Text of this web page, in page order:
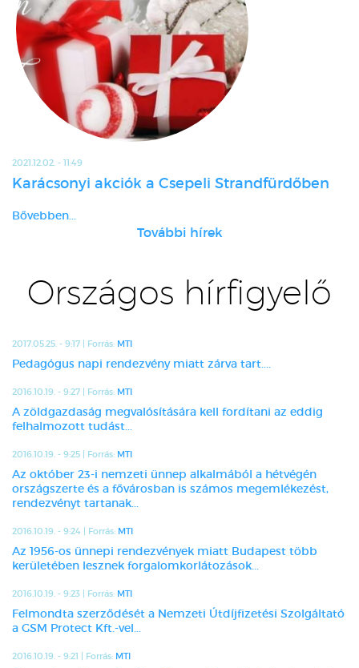
2021.12.02. - 11:49
Karácsonyi akciók a Csepeli Strandfürdőben
Bővebben...
További hírek
Országos hírfigyelő
2017.05.25. - 9:17 | Forrás: MTI
Pedagógus napi rendezvény miatt zárva tart....
2016.10.19. - 9:27 | Forrás: MTI
A zöldgazdaság megvalósítására kell fordítani az eddig
felhalmozott tudást...
2016.10.19. - 9:25 | Forrás: MTI
Az október 23-i nemzeti ünnep alkalmából a hétvégén
országszerte és a fővárosban is számos megemlékezést,
rendezvényt tartanak...
2016.10.19. - 9:24 | Forrás: MTI
Az 1956-os ünnepi rendezvények miatt Budapest több
kerületében lesznek forgalomkorlátozások...
2016.10.19. - 9:23 | Forrás: MTI
Felmondta szerződését a Nemzeti Útdíjfizetési Szolgáltató
a GSM Protect Kft.-vel...
2016.10.19. - 9:21 | Forrás: MTI